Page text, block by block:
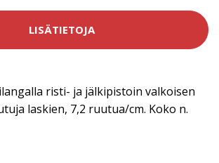
LISÄTIETOJA
risti- ja jälkipistoin valkoisen
laskien, 7,2 ruutua/cm. Koko n.